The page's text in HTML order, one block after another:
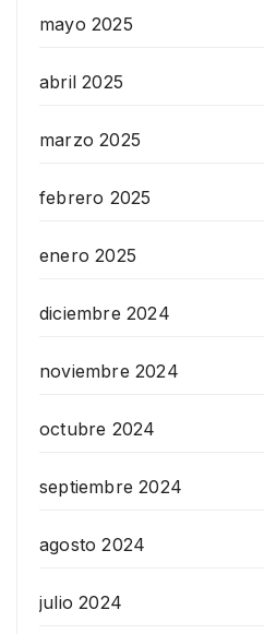
mayo 2025
abril 2025
marzo 2025
febrero 2025
enero 2025
diciembre 2024
noviembre 2024
octubre 2024
septiembre 2024
agosto 2024
julio 2024